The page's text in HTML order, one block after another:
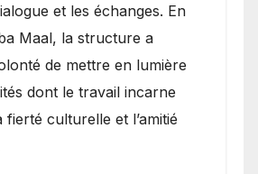
et les échanges. En
Maal, la structure a
de mettre en lumière
dont le travail incarne
fierté culturelle et l’amitié